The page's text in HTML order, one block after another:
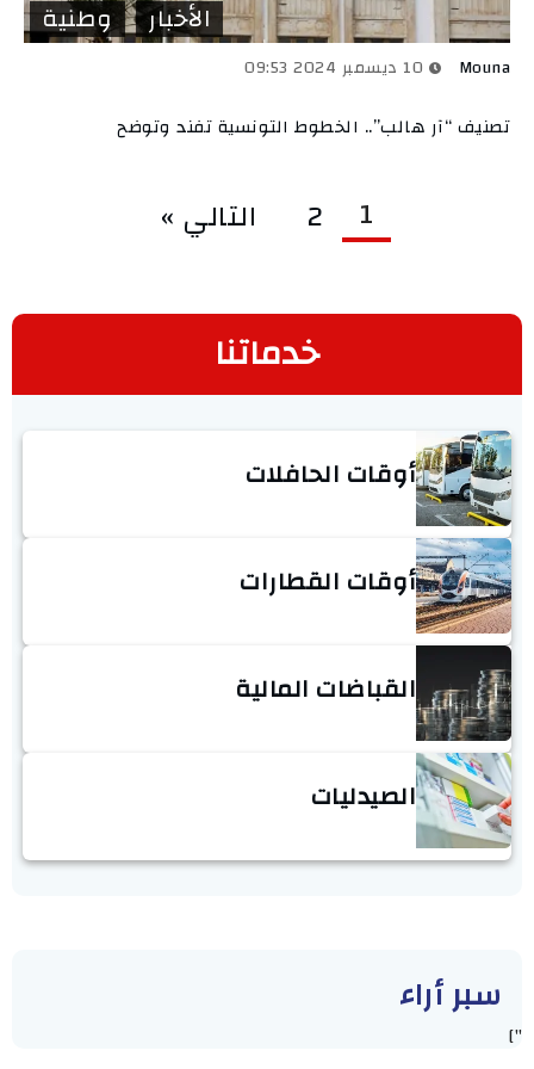
الأخبار وطنية
Mouna
تصنيف “آر هالب”.. الخطوط التونسية تفند وتوضح
1
2 التالي »
خدماتنا
أوقات الحافلات
أوقات القطارات
القباضات المالية
الصيدليات
سبر أراء
"]